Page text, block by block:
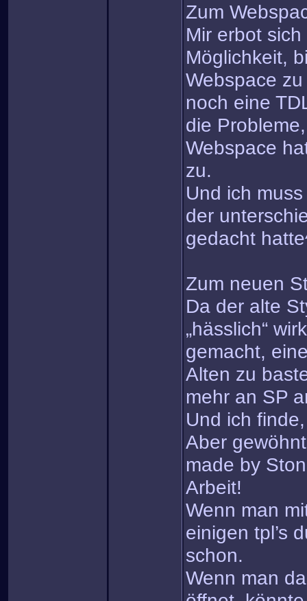
Zum
Mir erbot
Möglichkeit,
Webspace
noch eine
die
Webspace
zu.
Und ich
der
gedacht
Zum neuen
Da der alte
„hässlich“
gemacht,
Alten zu
mehr an SP
Und ich
Aber
made by
Arbeit!
Wenn man
einigen tpl’s
schon.
Wenn man